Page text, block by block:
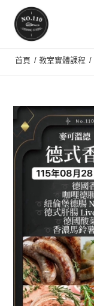
首頁 / 教室實體課程 /